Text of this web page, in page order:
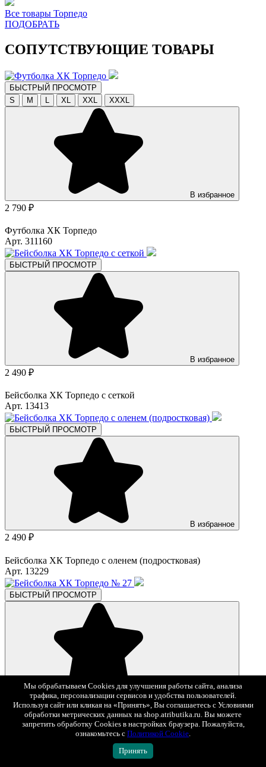
Все товары Торпедо
ПОДОБРАТЬ
СОПУТСТВУЮЩИЕ ТОВАРЫ
БЫСТРЫЙ ПРОСМОТР
S
M L XL XXL XXXL
В избранное
2 790 ₽
Футболка ХК Торпедо
Арт. 311160
БЫСТРЫЙ ПРОСМОТР
В избранное
2 490 ₽
Бейсболка ХК Торпедо с сеткой
Арт. 13413
БЫСТРЫЙ ПРОСМОТР
В избранное
2 490 ₽
Бейсболка ХК Торпедо с оленем (подростковая)
Арт. 13229
БЫСТРЫЙ ПРОСМОТР
В избранное
2 092 ₽ 2 790 ₽ -25%
Бейсболка ХК Торпедо № 27
Мы обрабатываем Cookies для улучшения работы сайта, анализа
трафика, персонализации сервисов и удобства пользователей.
Используя сайт или кликая на «Принять», Вы соглашаетесь с Условиями
обработки метрических данных на shop.atributika.ru. Вы можете
запретить обработку Cookies в настройках браузера. Пожалуйста,
ознакомьтесь с Политикой Cookie.
Принять